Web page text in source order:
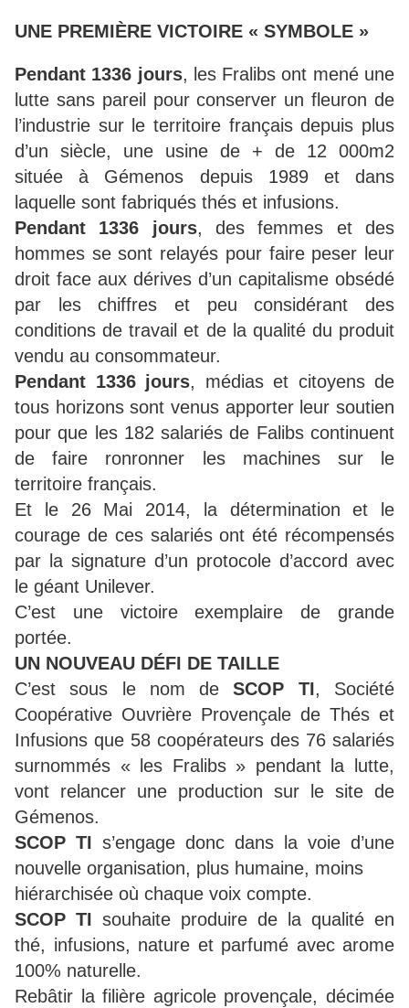
UNE PREMIÈRE VICTOIRE « SYMBOLE »
Pendant 1336 jours, les Fralibs ont mené une
lutte sans pareil pour conserver un fleuron de
l’industrie sur le territoire français depuis plus
d’un siècle, une usine de + de 12 000m2
située à Gémenos depuis 1989 et dans
laquelle sont fabriqués thés et infusions.
Pendant 1336 jours, des femmes et des
hommes se sont relayés pour faire peser leur
droit face aux dérives d’un capitalisme obsédé
par les chiffres et peu considérant des
conditions de travail et de la qualité du produit
vendu au consommateur.
Pendant 1336 jours, médias et citoyens de
tous horizons sont venus apporter leur soutien
pour que les 182 salariés de Falibs continuent
de faire ronronner les machines sur le
territoire français.
Et le 26 Mai 2014, la détermination et le
courage de ces salariés ont été récompensés
par la signature d’un protocole d’accord avec
le géant Unilever.
C’est une victoire exemplaire de grande
portée.
UN NOUVEAU DÉFI DE TAILLE
C’est sous le nom deSCOP TI, Société
Coopérative Ouvrière Provençale de Thés et
Infusions que 58 coopérateurs des 76 salariés
surnommés « les Fralibs » pendant la lutte,
vont relancer une production sur le site de
Gémenos.
SCOP TI s’engage donc dans la voie d’une
nouvelle organisation, plus humaine, moins
hiérarchisée où chaque voix compte.
SCOP TI souhaite produire de la qualité en
thé, infusions, nature et parfumé avec arome
100% naturelle.
Rebâtir la filière agricole provençale, décimée